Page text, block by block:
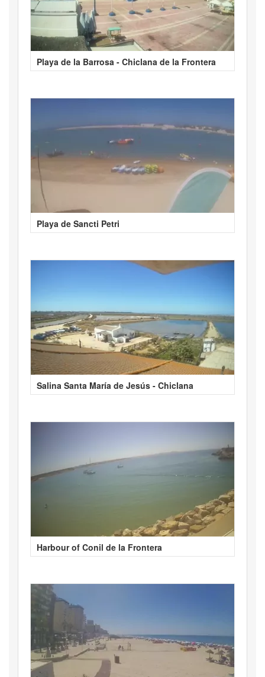
Playa de la Barrosa - Chiclana de la Frontera
Playa de Sancti Petri
Salina Santa María de Jesús - Chiclana
Harbour of Conil de la Frontera